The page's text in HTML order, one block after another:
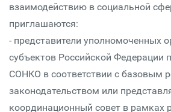
взаимодействию в социальной
приглашаются:
- представители уполномоченных
субъектов Российской Федерации
СОНКО в соответствии с базовым
законодательством или
координационный совет в рамках